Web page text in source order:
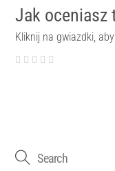
Jak oceniasz
Kliknij na gwiazdki,